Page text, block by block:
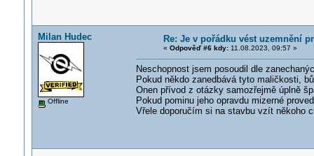
Milan Hudec
Offline
Re: Je v pořádku vést uzemnění
« Odpověď #6 kdy:11.08.2023, 09:57 »
Neschopnost jsem posoudil dle
Pokud někdo zanedbává tyto maličkosti,
Onen přívod z otázky samozřejmě úplně
Pokud pominu jeho opravdu mizerné
Vřele doporučím si na stavbu vzít někoho